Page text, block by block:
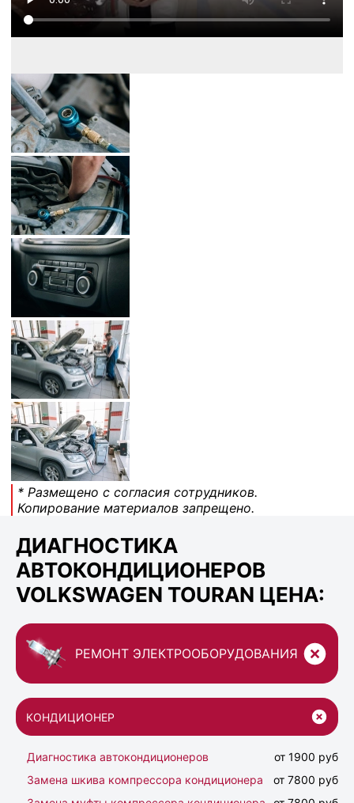
* Размещено с согласия сотрудников.
Копирование материалов запрещено.
ДИАГНОСТИКА
АВТОКОНДИЦИОНЕРОВ
VOLKSWAGEN TOURAN ЦЕНА:
РЕМОНТ ЭЛЕКТРООБОРУДОВАНИЯ
КОНДИЦИОНЕР
Диагностика автокондиционеров
от 1900 руб
Замена шкива компрессора кондиционера
от 7800 руб